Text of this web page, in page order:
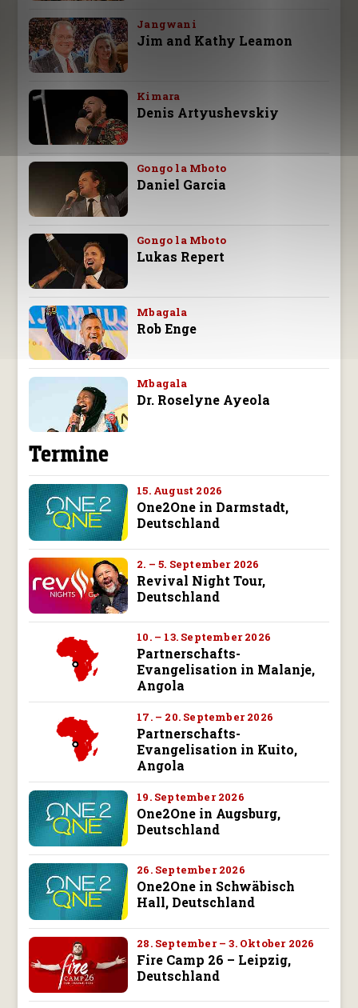
Jangwani
Jim and Kathy Leamon
Kimara
Denis Artyushevskiy
Gongo la Mboto
Daniel Garcia
Gongo la Mboto
Lukas Repert
Mbagala
Rob Enge
Mbagala
Dr. Roselyne Ayeola
Termine
15. August 2026
One2One in Darmstadt,
Deutschland
2. – 5. September 2026
Revival Night Tour,
Deutschland
10. – 13. September 2026
Partnerschafts-
Evangelisation in Malanje,
Angola
17. – 20. September 2026
Partnerschafts-
Evangelisation in Kuito,
Angola
19. September 2026
One2One in Augsburg,
Deutschland
26. September 2026
One2One in Schwäbisch
Hall, Deutschland
28. September – 3. Oktober 2026
Fire Camp 26 – Leipzig,
Deutschland